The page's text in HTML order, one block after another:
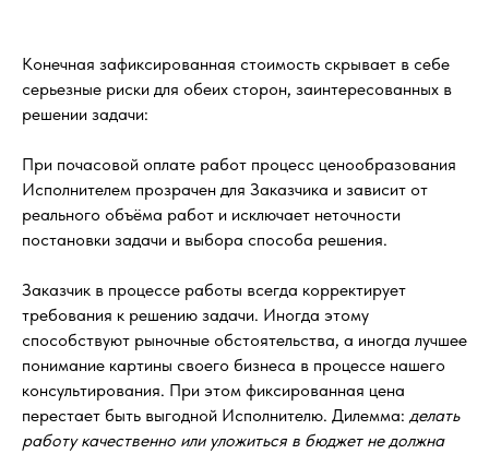
Конечная зафиксированная стоимость скрывает в себе
серьезные риски для обеих сторон, заинтересованных в
решении задачи:
При почасовой оплате работ процесс ценообразования
Исполнителем прозрачен для Заказчика и зависит от
реального объёма работ и исключает неточности
постановки задачи и выбора способа решения.
Заказчик в процессе работы всегда корректирует
требования к решению задачи. Иногда этому
способствуют рыночные обстоятельства, а иногда лучшее
понимание картины своего бизнеса в процессе нашего
консультирования. При этом фиксированная цена
перестает быть выгодной Исполнителю. Дилемма: делать
работу качественно или уложиться в бюджет не должна